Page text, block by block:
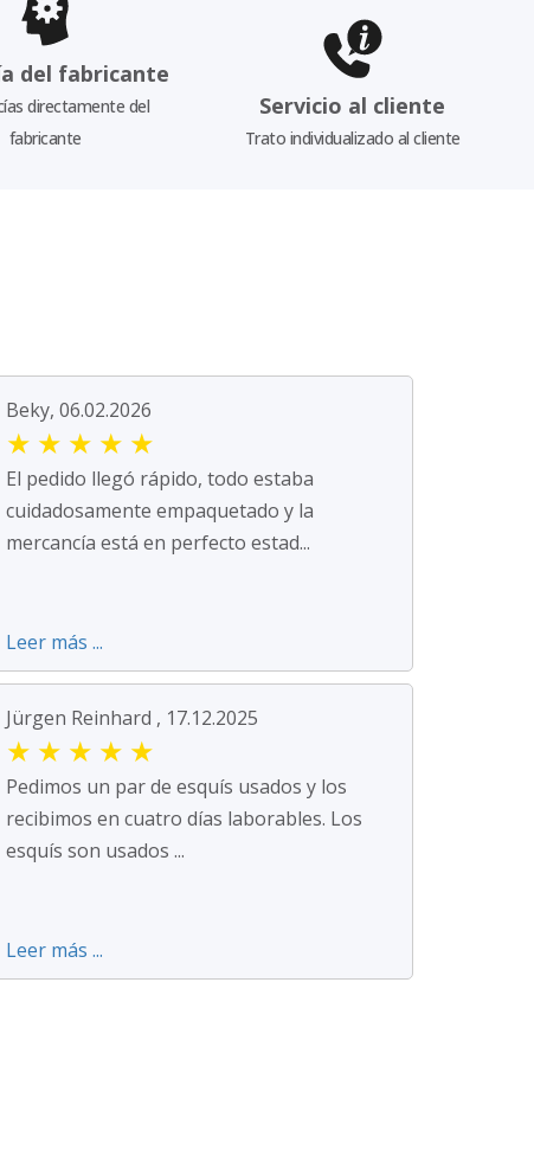
del fabricante
directamente del
fabricante
Servicio al cliente
Trato individualizado al cliente
Beky, 06.02.2026
★ ★ ★ ★ ★
El pedido llegó rápido, todo estaba
cuidadosamente empaquetado y la
mercancía está en perfecto estad...
Leer más ...
Jürgen Reinhard , 17.12.2025
★ ★ ★ ★ ★
Pedimos un par de esquís usados y los
recibimos en cuatro días laborables. Los
esquís son usados ...
Leer más ...